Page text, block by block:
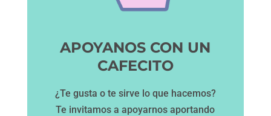
APOYANOS CON UN
CAFECITO
¿Te gusta o te sirve lo que hacemos?
Te invitamos a apoyarnos aportando